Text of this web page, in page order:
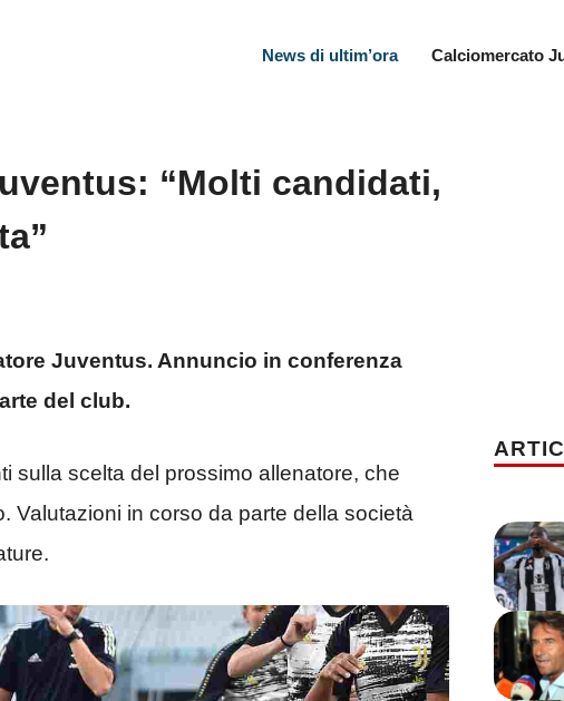
News di ultim’ora Calciomercato
“Molti candidati,
Juventus. Annuncio in conferenza
del club.
sulla scelta del prossimo allenatore, che
Valutazioni in corso da parte della società